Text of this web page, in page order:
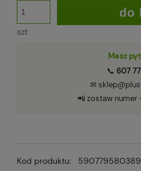
szt
do
Masz
📞 607
✉
📲 zostaw numer
Kod produktu: